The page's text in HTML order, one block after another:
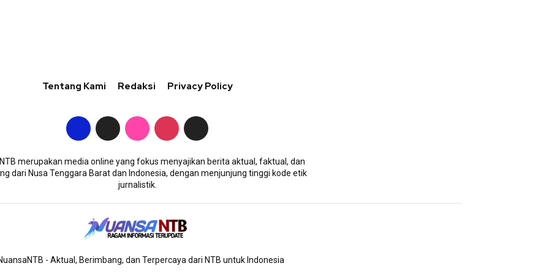
Tentang Kami Redaksi Privacy Policy
merupakan media online yang fokus menyajikan berita aktual, faktual, dan
dari Nusa Tenggara Barat dan Indonesia, dengan menjunjung tinggi kode etik
jurnalistik.
- Aktual, Berimbang, dan Terpercaya dari NTB untuk Indonesia